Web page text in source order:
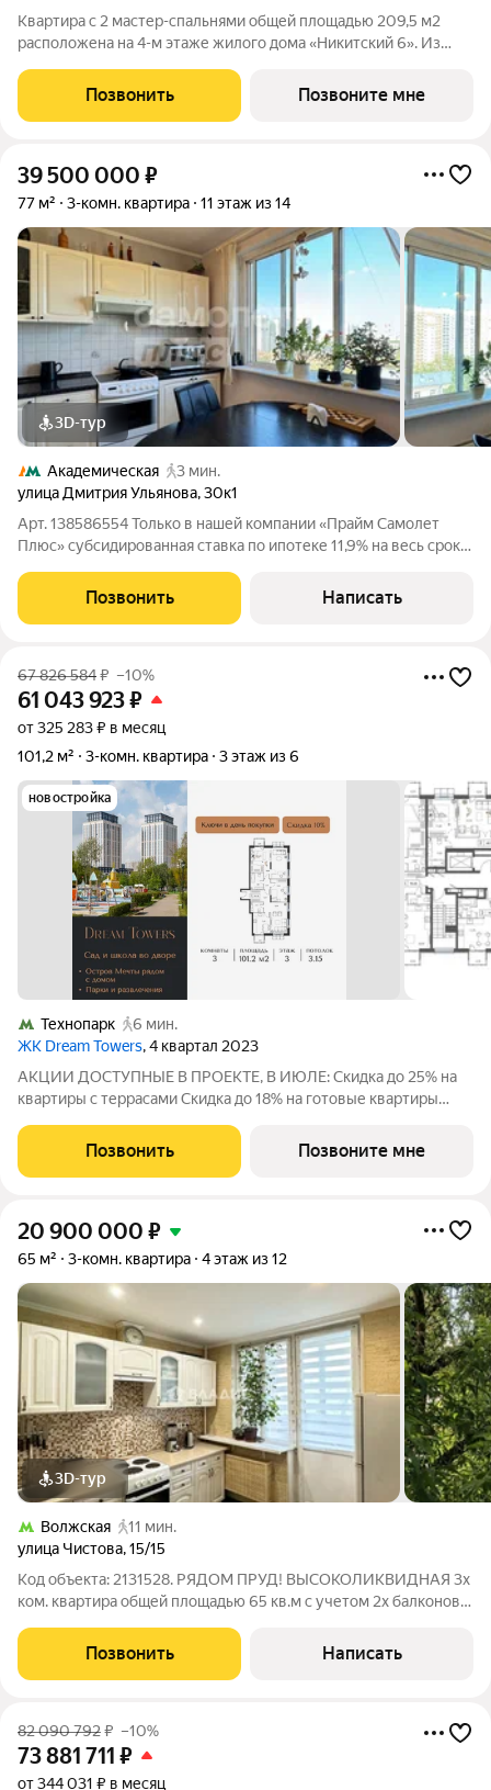
Квартира с 2 мастер-спальнями общей площадью 209,5 м2
расположена на 4-м этаже жилого дома «Никитский 6». Из
Воздвиженку, Кремль, усадьбу Шаховского, особняк
Морозова. Планировочное решение включает
Позвонить Позвоните мне
39 500 000 ₽
77 м² 3-комн. квартира 11 этаж из 14
3D-тур
Академическая
3 мин.
улица Дмитрия Ульянова,30к1
Арт. 138586554 Только в нашей компании «Прайм Самолет
Плюс» субсидированная ставка по ипотеке 11,9% на весь срок!
ипотечного брокера и полное юридическое сопровождение
сделки. Покупая квартиру с нами,
Позвонить Написать
67 826 584₽ –10%
61 043 923₽
от 325 283 ₽ в месяц
101,2 м²
3-комн. квартира 3 этаж из 6
новостройка
Технопарк
6 мин.
ЖК Dream Towers, 4 квартал 2023
АКЦИИ ДОСТУПНЫЕ В ПРОЕКТЕ, В ИЮЛЕ: Скидка до 25% на
квартиры с террасами Скидка до 18% на готовые квартиры
данную квартиру действует Скидка 10% и она уже учтена в
стоимости. Скидка действуют
Позвонить Позвоните мне
20 900 000 ₽
65 м² 3-комн. квартира 4 этаж из 12
3D-тур
Волжская
11 мин.
улица Чистова,15/15
Код объекта: 2131528. РЯДОМ ПРУД! ВЫСОКОЛИКВИДНАЯ 3х
ком. квартира общей площадью 65 кв.м с учетом 2х балконов
дружной семьи на удобном 4 этаже в живописном районе
Москвы. ДОКУМЕНТЫ: -2 взрослых
Позвонить Написать
82 090 792₽ –10%
73 881 711 ₽
от 344 031 ₽ в месяц